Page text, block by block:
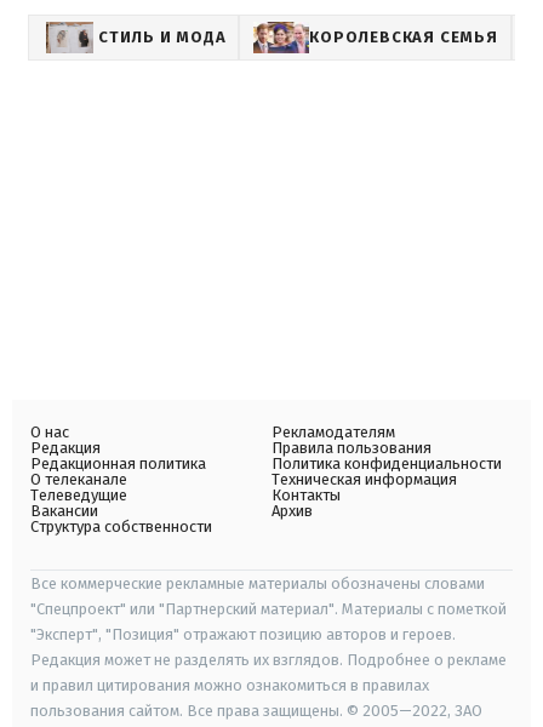
СТИЛЬ И МОДА КОРОЛЕВСКАЯ СЕМЬЯ
О нас
Редакция
Редакционная политика
О телеканале
Телеведущие
Вакансии
Структура собственности
Рекламодателям
Правила пользования
Политика конфиденциальности
Техническая информация
Контакты
Архив
Все коммерческие рекламные материалы обозначены словами
"Спецпроект" или "Партнерский материал". Материалы с пометкой
"Эксперт", "Позиция" отражают позицию авторов и героев.
Редакция может не разделять их взглядов. Подробнее о рекламе
и правил цитирования можно ознакомиться в правилах
пользования сайтом. Все права защищены. © 2005—2022, ЗАО